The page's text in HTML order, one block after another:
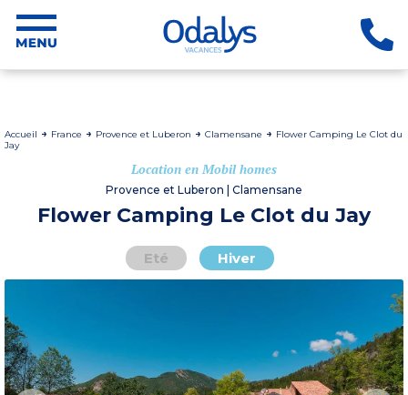
Accueil France Provence et Luberon Clamensane
Flower Camping Le Clot du
Jay
Location en Mobil homes
Provence et Luberon | Clamensane
Flower Camping Le Clot du Jay
Eté Hiver